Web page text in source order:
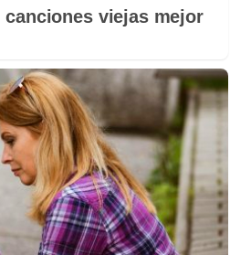
canciones viejas mejor